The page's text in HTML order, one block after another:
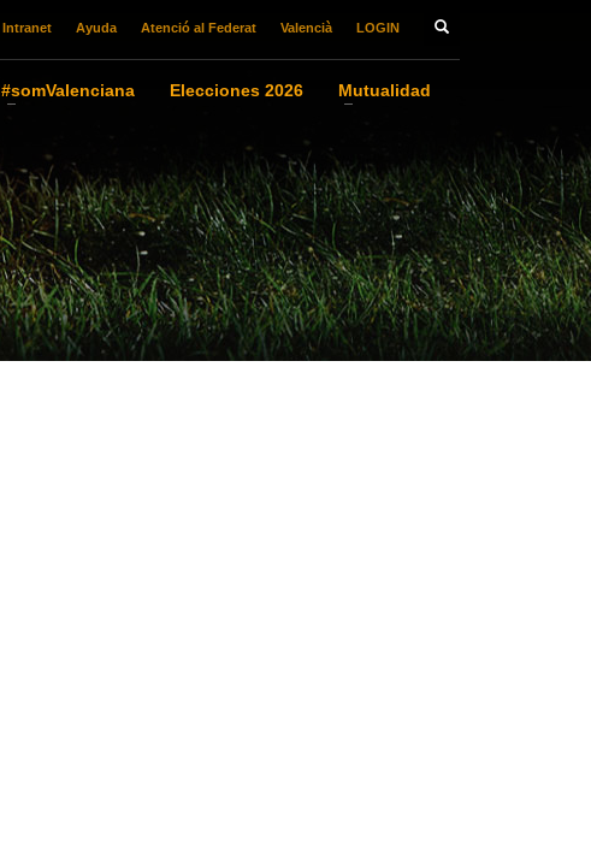
Intranet Ayuda Atenció al Federat Valencià LOGIN
#somValenciana Elecciones 2026
Mutualidad